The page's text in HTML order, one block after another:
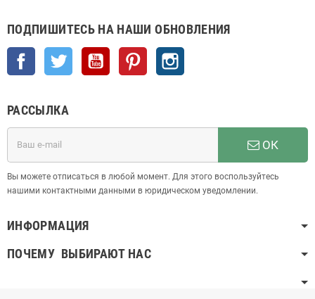
ПОДПИШИТЕСЬ НА НАШИ ОБНОВЛЕНИЯ
Facebook Twitter YouTube Pinterest
РАССЫЛКА
ОК
Вы можете отписаться в любой момент. Для этого воспользуйтесь
нашими контактными данными в юридическом уведомлении.
ИНФОРМАЦИЯ
ПОЧЕМУ ВЫБИРАЮТ НАС